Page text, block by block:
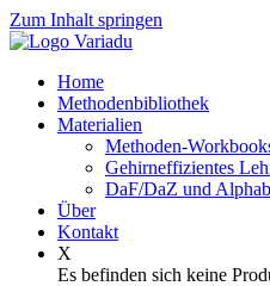
Zum Inhalt springen
Home
Methodenbibliothek
Materialien
Methoden-
Gehirneffizientes
DaF/DaZ und
Über
Kontakt
X
Es befinden sich keine